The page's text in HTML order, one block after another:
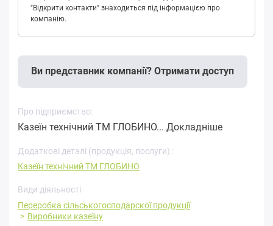
"Відкрити контакти" знаходиться під інформацією про
компанію.
Ви представник компанії? Отримати доступ
Про підприємство:
Казеїн технічний ТМ ГЛОБИНО... Докладніше
Додаткові деталі (продукція, послуги) :
Казеїн технічний ТМ ГЛОБИНО
Види діяльності
Переробка cільськогосподарскої продукції
Виробники казеїну